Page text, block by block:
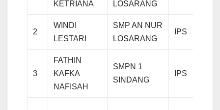
KETRIANA
LOSARANG
2
WINDI
LESTARI
SMP AN NUR
LOSARANG
IPS
3
FATHIN
KAFKA
NAFISAH
SMPN 1
SINDANG
IPS